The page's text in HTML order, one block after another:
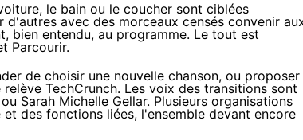
le bain ou le coucher sont ciblées
avec des morceaux censés convenir
bien entendu, au programme. Le tout est
Parcourir.
de choisir une nouvelle chanson, ou proposer
relève TechCrunch. Les voix des transitions sont
Sarah Michelle Gellar. Plusieurs organisations
des fonctions liées, l'ensemble devant encore